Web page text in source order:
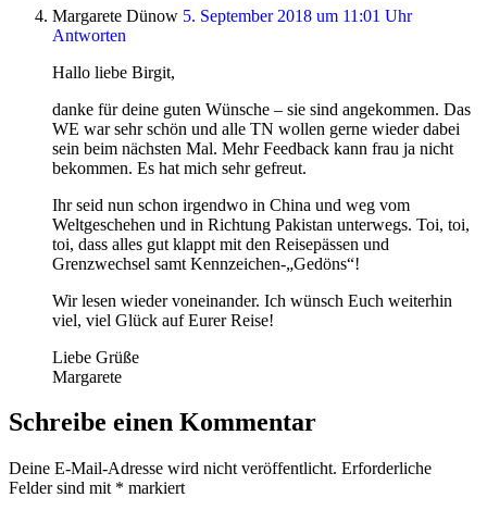
Margarete Dünow 5. September 2018 um 11:01 Uhr
Antworten
Hallo liebe Birgit,
danke für deine guten Wünsche – sie sind angekommen. Das
WE war sehr schön und alle TN wollen gerne wieder dabei
sein beim nächsten Mal. Mehr Feedback kann frau ja nicht
bekommen. Es hat mich sehr gefreut.
Ihr seid nun schon irgendwo in China und weg vom
Weltgeschehen und in Richtung Pakistan unterwegs. Toi, toi,
toi, dass alles gut klappt mit den Reisepässen und
Grenzwechsel samt Kennzeichen-„Gedöns“!
Wir lesen wieder voneinander. Ich wünsch Euch weiterhin
viel, viel Glück auf Eurer Reise!
Liebe Grüße
Margarete
Schreibe einen Kommentar
Deine E-Mail-Adresse wird nicht veröffentlicht. Erforderliche
Felder sind mit * markiert